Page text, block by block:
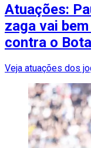
Atuações:
zaga vai
contra o
Veja atuações dos